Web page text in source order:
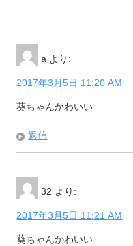
a より:
2017年3月5日 11:20 AM
葵ちゃんかわいい
返信
32 より:
2017年3月5日 11:21 AM
葵ちゃんかわいい